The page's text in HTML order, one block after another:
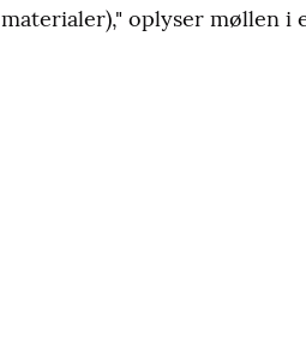
materialer)," oplyser møllen i